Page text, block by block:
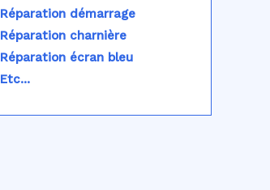
Réparation démarrage
Réparation charnière
Réparation écran bleu
Etc...